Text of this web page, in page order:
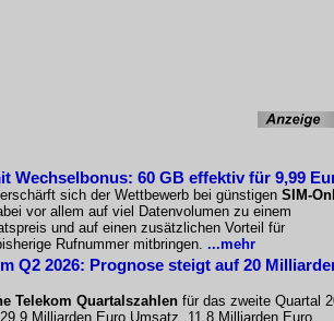
Wechselbonus: 60 GB effektiv für 9,99
sich der Wettbewerb bei günstigen SIM-
vor allem auf viel Datenvolumen zu einem
und auf einen zusätzlichen Vorteil für
Rufnummer mitbringen. ...mehr
Q2 2026: Prognose steigt auf 20
Telekom Quartalszahlen für das zweite Quartal
Milliarden Euro Umsatz, 11,8 Milliarden Euro